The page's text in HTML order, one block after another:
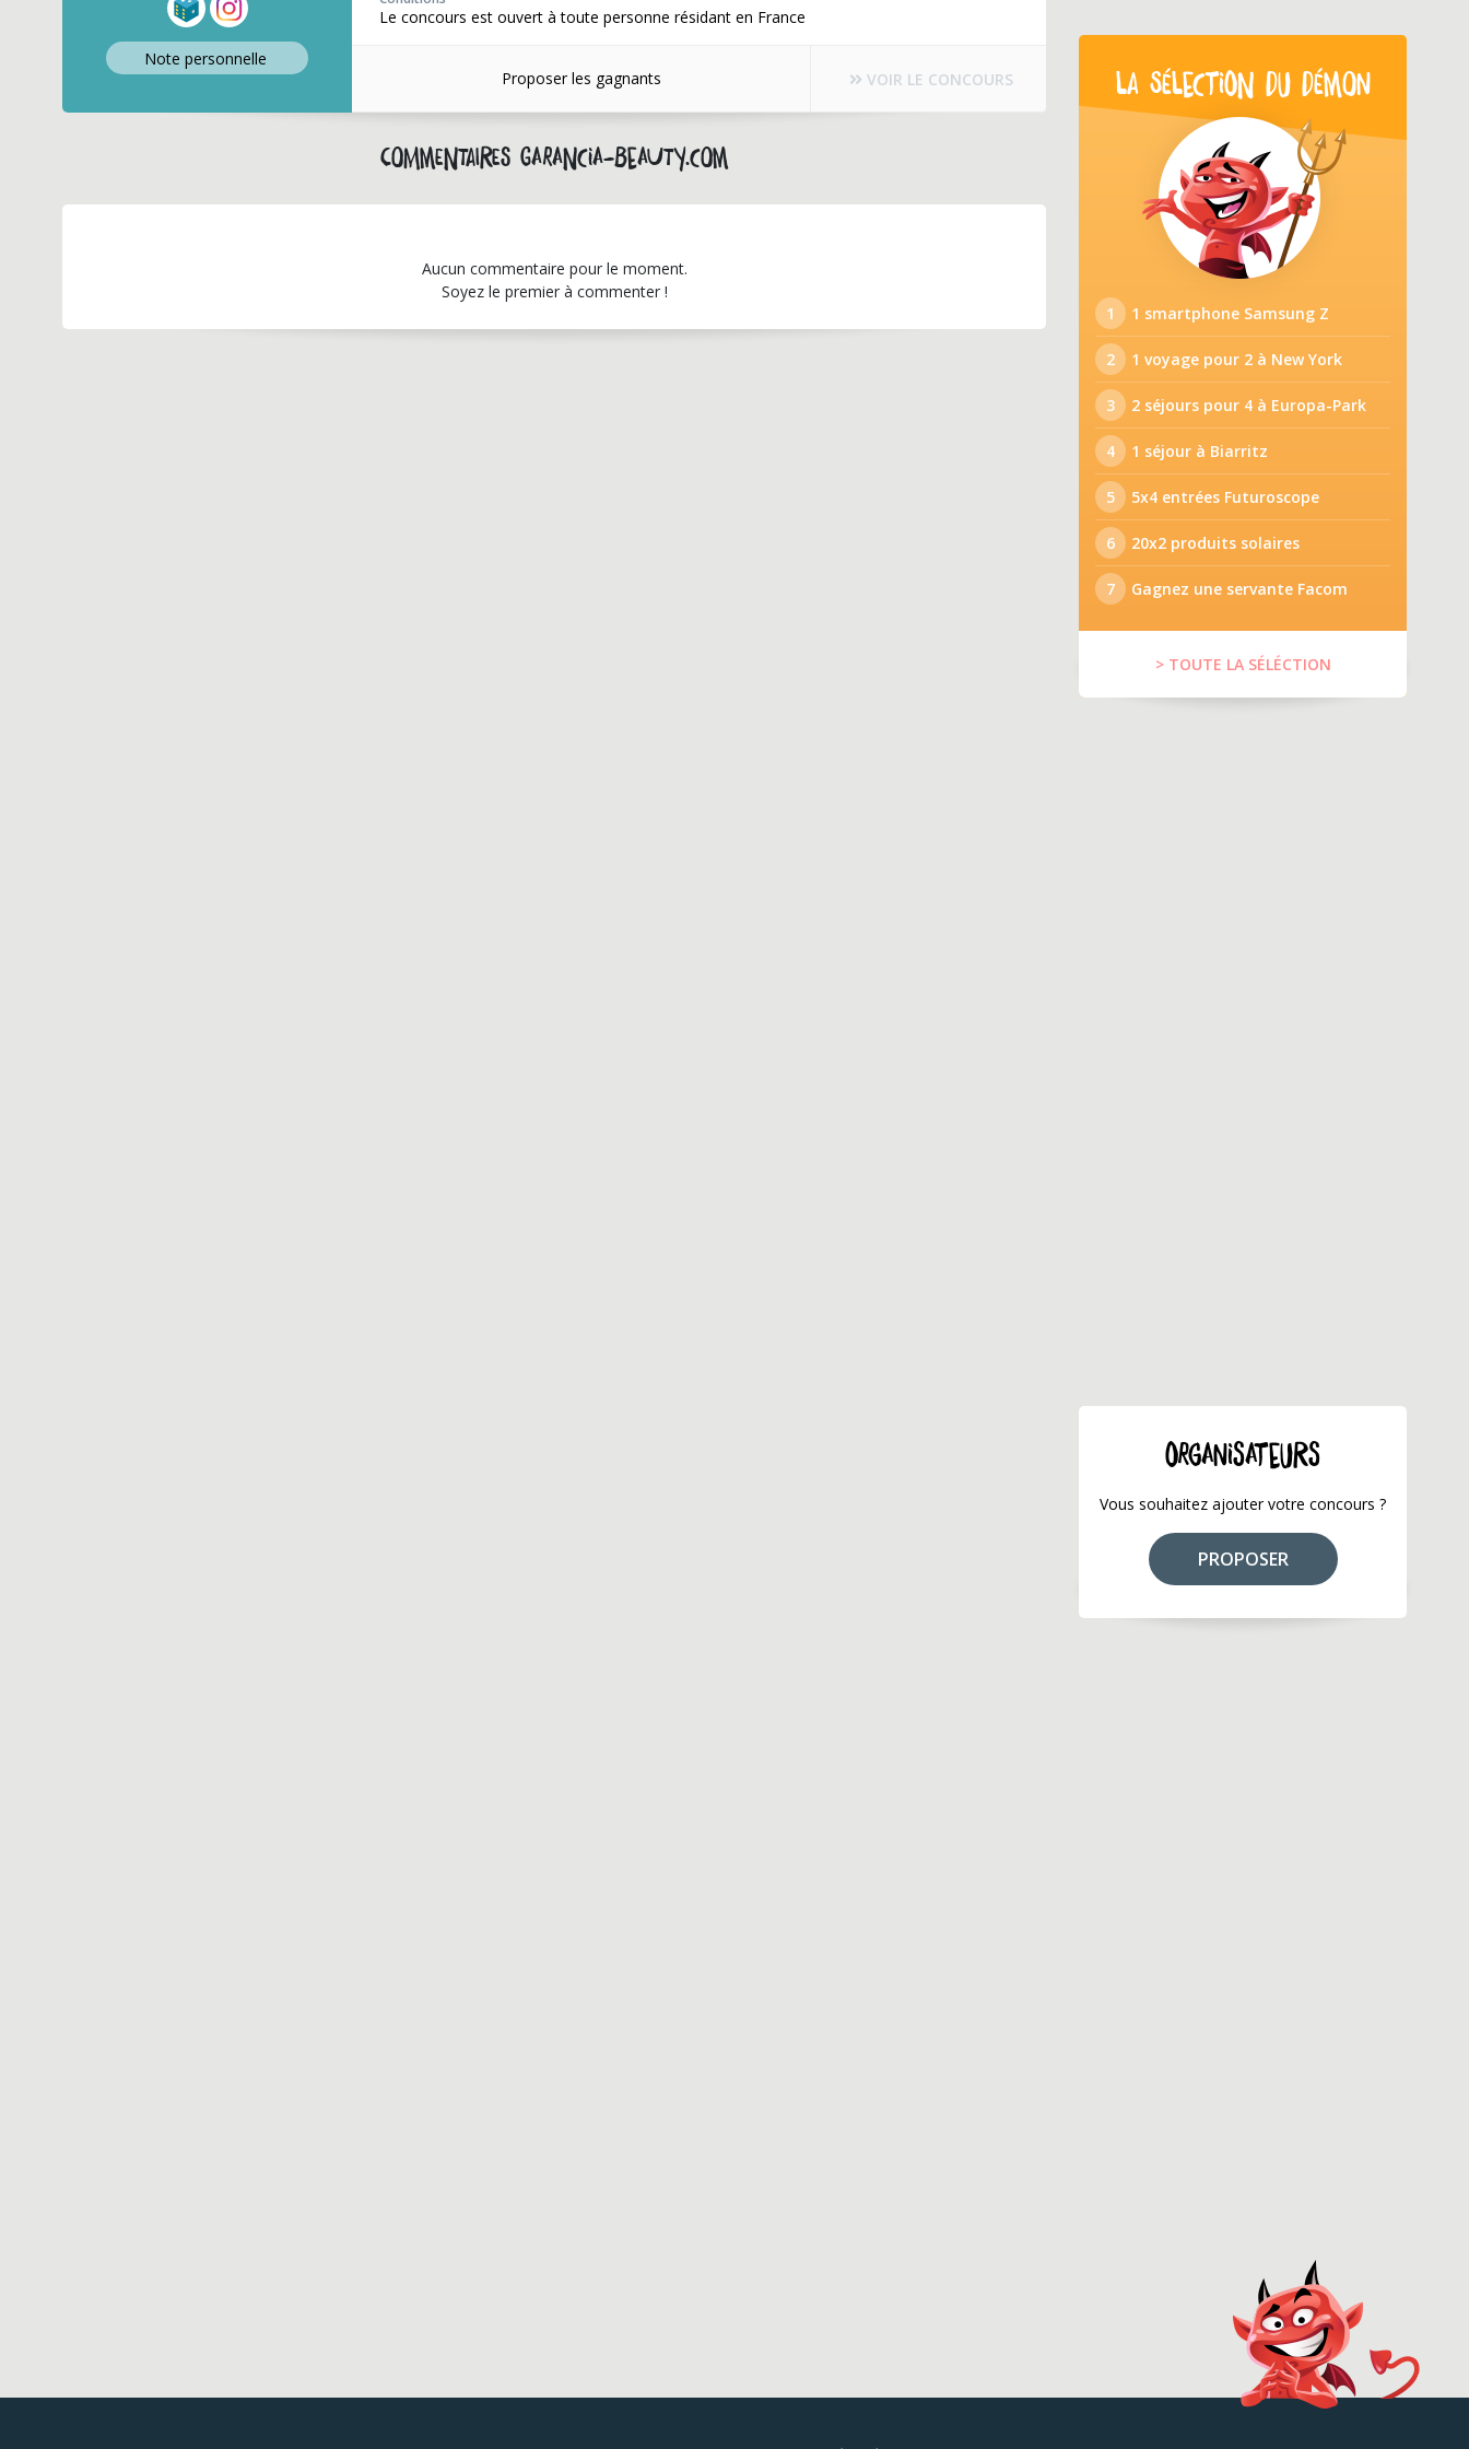
Note personnelle
Le concours est ouvert à toute personne résidant en France
Proposer les gagnants VOIR LE CONCOURS
Commentaires garancia-beauty.com
Aucun commentaire pour le moment.
Soyez le premier à commenter !
LA SÉLECTION DU DÉMON
1 1 smartphone Samsung Z
2 1 voyage pour 2 à New York
3 2 séjours pour 4 à Europa-Park
4 1 séjour à Biarritz
5 5x4 entrées Futuroscope
6 20x2 produits solaires
7 Gagnez une servante Facom
> TOUTE LA SÉLÉCTION
ORGANISATEURS
Vous souhaitez ajouter votre concours ?
PROPOSER